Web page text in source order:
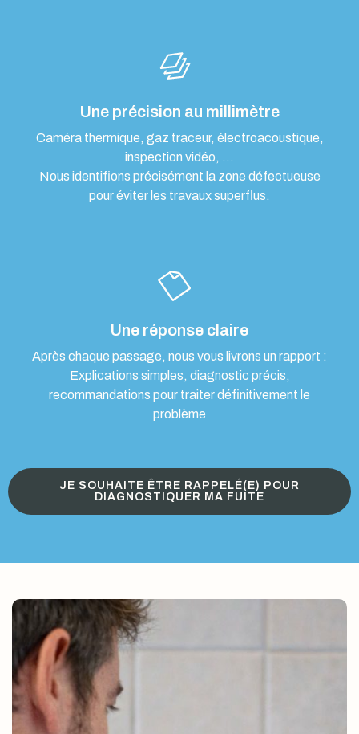
Une précision au millimètre
Caméra thermique, gaz traceur, électroacoustique,
inspection vidéo, …
Nous identifions précisément la zone défectueuse
pour éviter les travaux superflus.
Une réponse claire
Après chaque passage, nous vous livrons un rapport :
Explications simples, diagnostic précis,
recommandations pour traiter définitivement le
problème
JE SOUHAITE ÊTRE RAPPELÉ(E) POUR
DIAGNOSTIQUER MA FUITE